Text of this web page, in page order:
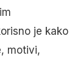
je kako
motivi,